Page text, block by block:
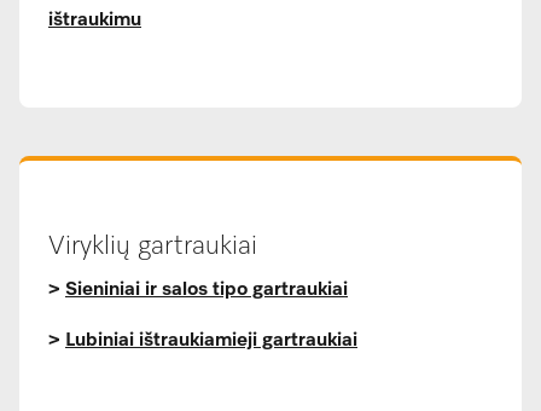
ištraukimu
Viryklių gartraukiai
> Sieniniai ir salos tipo gartraukiai
> Lubiniai ištraukiamieji gartraukiai